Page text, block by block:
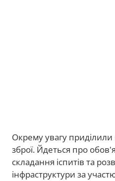
Окрему увагу приділили
зброї. Йдеться про
складання іспитів та
інфраструктури за